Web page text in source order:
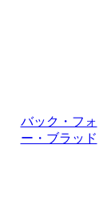
バック・フォ
ー・ブラッド